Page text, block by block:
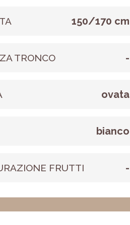
150/170 cm
TRONCO -
ovata
bianco
FRUTTI -